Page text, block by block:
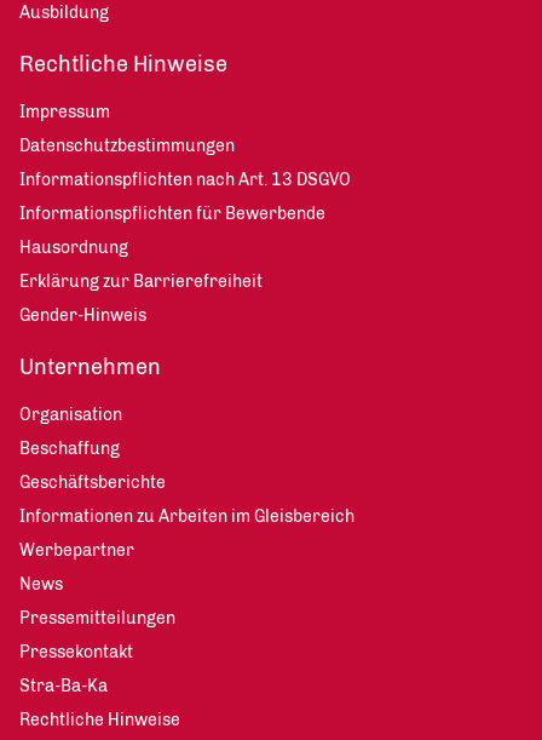
Ausbildung
Rechtliche Hinweise
Impressum
Datenschutzbestimmungen
Informationspflichten nach Art. 13 DSGVO
Informationspflichten für Bewerbende
Hausordnung
Erklärung zur Barrierefreiheit
Gender-Hinweis
Unternehmen
Organisation
Beschaffung
Geschäftsberichte
Informationen zu Arbeiten im Gleisbereich
Werbepartner
News
Pressemitteilungen
Pressekontakt
Stra-Ba-Ka
Rechtliche Hinweise